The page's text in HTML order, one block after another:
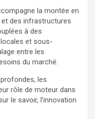
la montée en
des infrastructures
à des
et sous-
entre les
du marché.
les
rôle de moteur dans
le savoir, l’innovation